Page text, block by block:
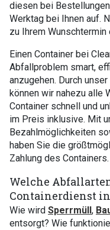
diesen bei
Werktag bei Ihnen auf.
zu Ihrem Wunschtermin
Einen Container bei
Abfallproblem smart,
anzugehen. Durch
können wir nahezu alle
Container schnell und
im Preis inklusive. Mit
Bezahlmöglichkeiten
haben Sie die
Zahlung des Containers.
Welche
Containerdienst
Wie wird Sperrmüll ,
entsorgt? Wie